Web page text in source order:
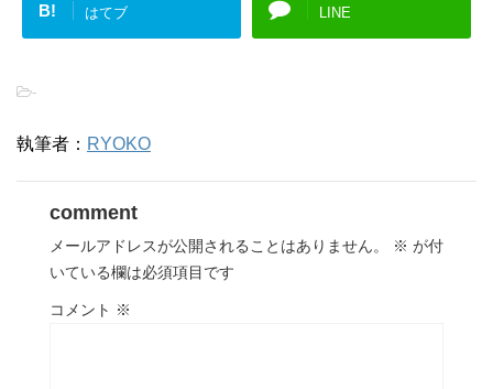
B! はてブ LINE
-
執筆者： RYOKO
comment
メールアドレスが公開されることはありません。 ※ が付
いている欄は必須項目です
コメント ※